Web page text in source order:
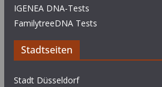
IGENEA DNA-Tests
FamilytreeDNA Tests
Stadtseiten
Stadt Düsseldorf